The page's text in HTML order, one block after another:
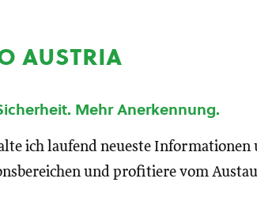
austria
Mehr Anerkennung.
ich laufend neueste Informationen
und profitiere vom